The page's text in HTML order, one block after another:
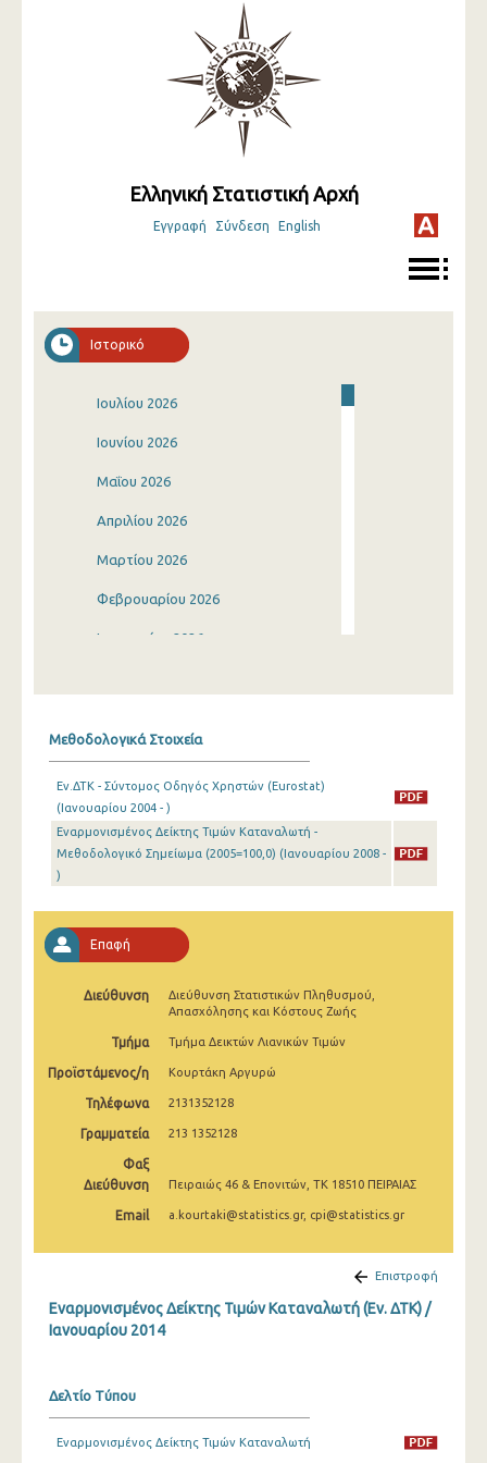
Ελληνική Στατιστική Αρχή
Εγγραφή Σύνδεση English
Ιστορικό
Ιουλίου 2026
Ιουνίου 2026
Μαΐου 2026
Απριλίου 2026
Μαρτίου 2026
Φεβρουαρίου 2026
Ιανουαρίου 2026
Σεπτεμβρίου 2025
Αυγούστου 2025
Ιουνίου 2025
Μαΐου 2025
Απριλίου 2025
Φεβρουαρίου 2025
Ιανουαρίου 2025
Νοεμβρίου 2024
Αυγούστου 2024
Ιουλίου 2024
Μαΐου 2024
Μεθοδολογικά Στοιχεία
Εν.ΔΤΚ - Σύντομος Οδηγός Χρηστών (Eurostat)
(Ιανουαρίου 2004 - )
Εναρμονισμένος Δείκτης Τιμών Καταναλωτή -
Μεθοδολογικό Σημείωμα (2005=100,0) (Ιανουαρίου 2008 -
)
Επαφή
Διεύθυνση
Διεύθυνση Στατιστικών Πληθυσμού,
Απασχόλησης και Κόστους Ζωής
Τμήμα Τμήμα Δεικτών Λιανικών Τιμών
Προϊστάμενος/η Κουρτάκη Αργυρώ
Τηλέφωνα 2131352128
Γραμματεία 213 1352128
Φαξ
Διεύθυνση
Πειραιώς 46 & Επονιτών, ΤΚ 18510 ΠΕΙΡΑΙΑΣ
Email a.kourtaki@statistics.gr, cpi@statistics.gr
Επιστροφή
Εναρμονισμένος Δείκτης Τιμών Καταναλωτή (Εν. ΔΤΚ) /
Ιανουαρίου 2014
Δελτίο Τύπου
Εναρμονισμένος Δείκτης Τιμών Καταναλωτή